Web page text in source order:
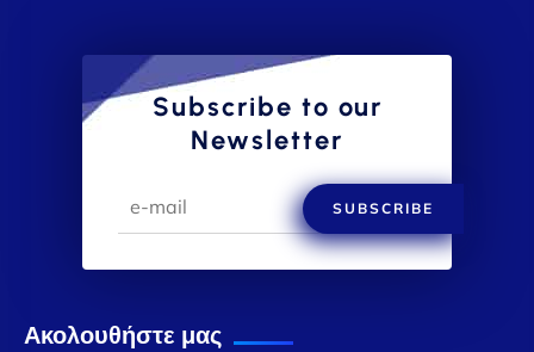
Subscribe to our
Newsletter
SUBSCRIBE
Ακολουθήστε μας